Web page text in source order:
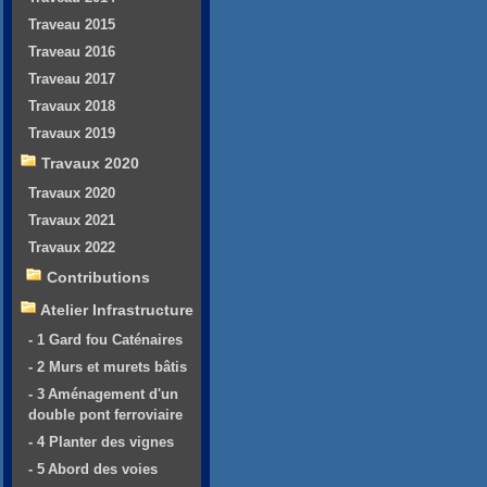
Traveau 2015
Traveau 2016
Traveau 2017
Travaux 2018
Travaux 2019
Travaux 2020
Travaux 2020
Travaux 2021
Travaux 2022
Contributions
Atelier Infrastructure
- 1 Gard fou Caténaires
- 2 Murs et murets bâtis
- 3 Aménagement d'un
double pont ferroviaire
- 4 Planter des vignes
- 5 Abord des voies